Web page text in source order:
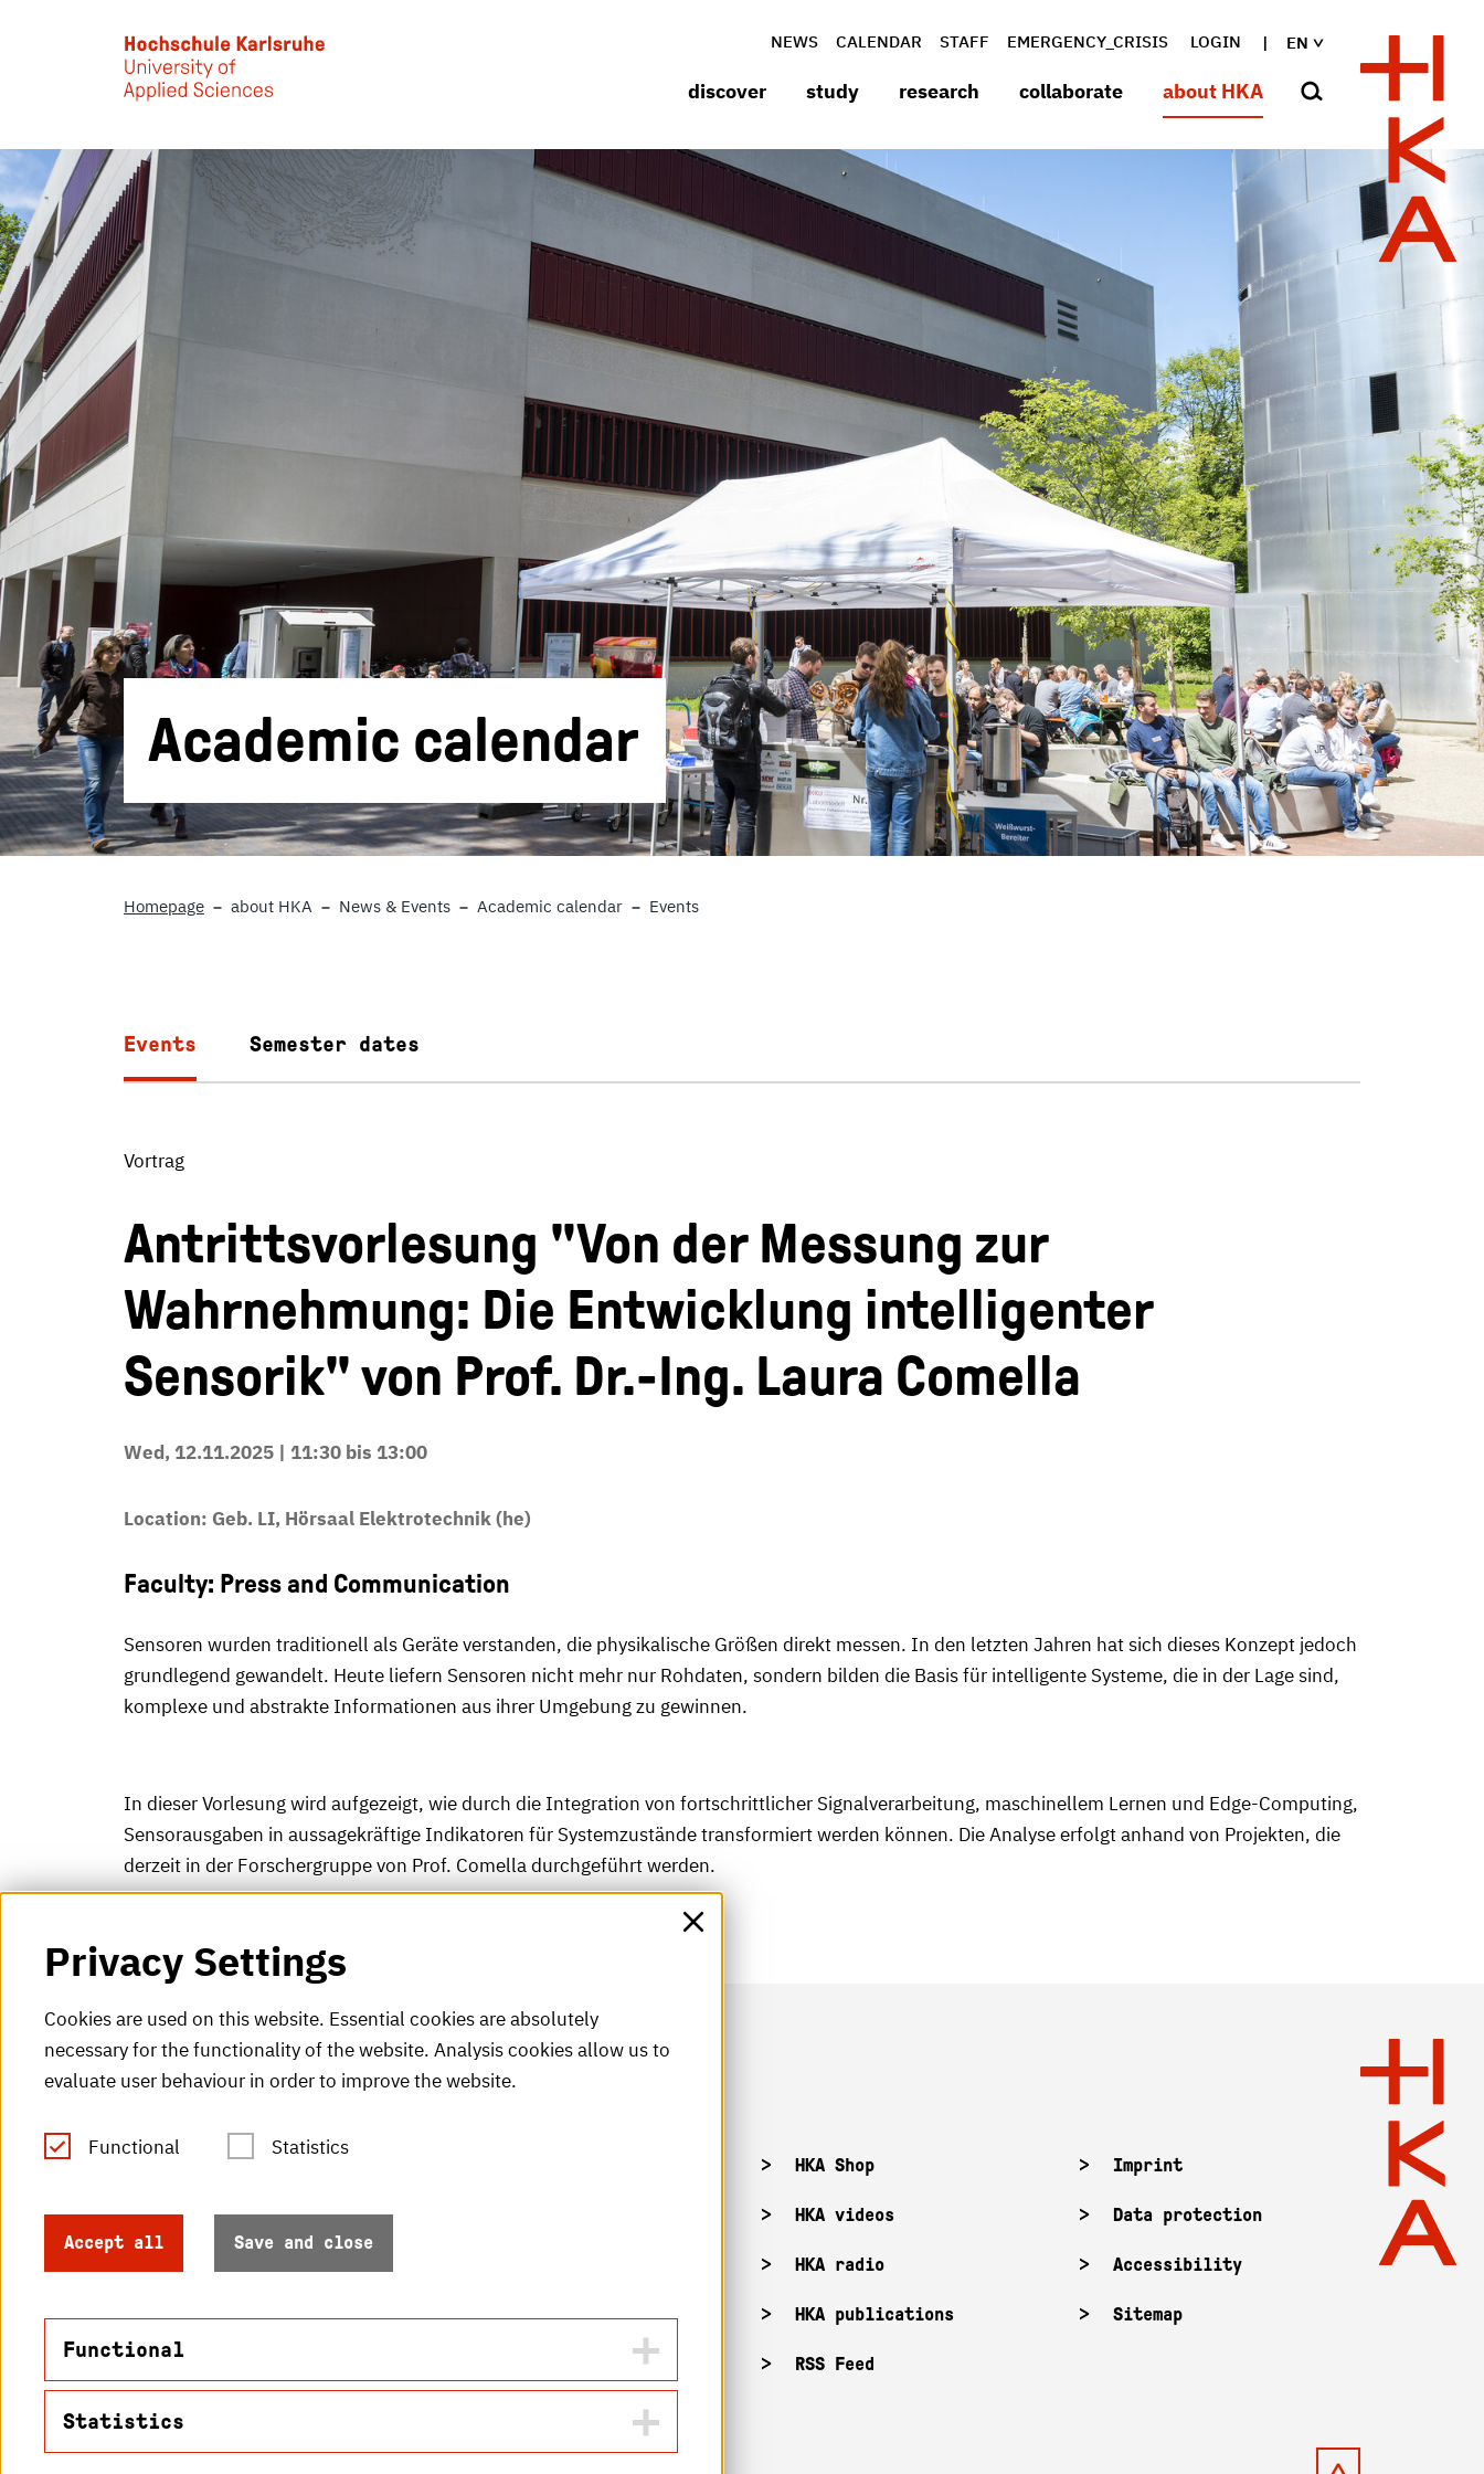
EN
NEWS CALENDAR STAFF EMERGENCY_CRISIS LOGIN
discover study research collaborate about HKA
Academic calendar
Homepage about HKA News & Events Academic calendar Events
Events
Vortrag
Antrittsvorlesung "Von der Messung zur
Wahrnehmung: Die Entwicklung intelligenter
Sensorik" von Prof. Dr.-Ing. Laura Comella
Wed, 12.11.2025 | 11:30 bis 13:00
Location: Geb. LI, Hörsaal Elektrotechnik (he)
Faculty: Press and Communication
Sensoren wurden traditionell als Geräte verstanden, die physikalische Größen direkt messen. In den letzten Jahren hat sich dieses Konzept jedoch
grundlegend gewandelt. Heute liefern Sensoren nicht mehr nur Rohdaten, sondern bilden die Basis für intelligente Systeme, die in der Lage sind,
komplexe und abstrakte Informationen aus ihrer Umgebung zu gewinnen.
In dieser Vorlesung wird aufgezeigt, wie durch die Integration von fortschrittlicher Signalverarbeitung, maschinellem Lernen und Edge-Computing,
Sensorausgaben in aussagekräftige Indikatoren für Systemzustände transformiert werden können. Die Analyse erfolgt anhand von Projekten, die
derzeit in der Forschergruppe von Prof. Comella durchgeführt werden.
Semester dates
Tel.: +49 (0)721 925-0
76012 Karlsruhe
HKA Shop
HKA videos
HKA radio
HKA publications
RSS Feed
Imprint
Data protection
Accessibility
Sitemap
Privacy Settings
Cookies are used on this website. Essential cookies are absolutely
necessary for the functionality of the website. Analysis cookies allow us to
evaluate user behaviour in order to improve the website.
Functional Statistics
Accept all Save and close
Functional
Name
Statistics